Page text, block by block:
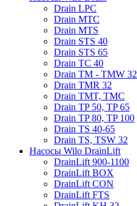
Drain LPC
Drain MTC
Drain MTS
Drain STS 40
Drain STS 65
Drain TC 40
Drain TM - TMW 32
Drain TMR 32
Drain TMT, TMC
Drain TP 50, TP 65
Drain TP 80, TP 100
Drain TS 40-65
Drain TS, TSW 32
Насосы Wilo DrainLift
DrainLift 900-1100
DrainLift BOX
DrainLift CON
DrainLift FTS